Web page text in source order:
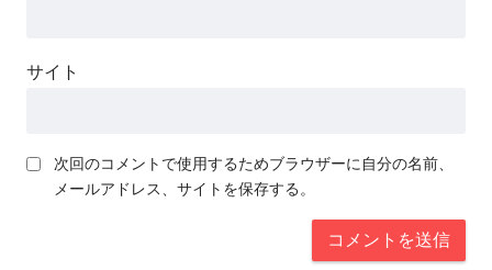
サイト
次回のコメントで使用するためブラウザーに自分の名前、
メールアドレス、サイトを保存する。